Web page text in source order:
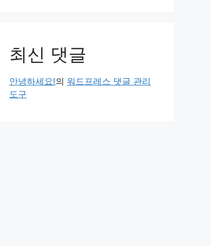
최신 댓글
안녕하세요!의 워드프레스 댓글 관리
도구